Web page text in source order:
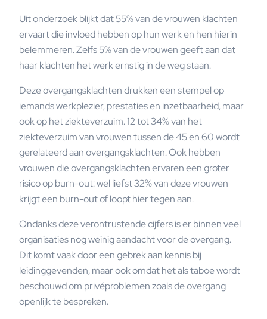
Uit onderzoek blijkt dat 55% van de vrouwen klachten
ervaart die invloed hebben op hun werk en hen hierin
belemmeren. Zelfs 5% van de vrouwen geeft aan dat
haar klachten het werk ernstig in de weg staan.
Deze overgangsklachten drukken een stempel op
iemands werkplezier, prestaties en inzetbaarheid, maar
ook op het ziekteverzuim. 12 tot 34% van het
ziekteverzuim van vrouwen tussen de 45 en 60 wordt
gerelateerd aan overgangsklachten. Ook hebben
vrouwen die overgangsklachten ervaren een groter
risico op burn-out: wel liefst 32% van deze vrouwen
krijgt een burn-out of loopt hier tegen aan.
Ondanks deze verontrustende cijfers is er binnen veel
organisaties nog weinig aandacht voor de overgang.
Dit komt vaak door een gebrek aan kennis bij
leidinggevenden, maar ook omdat het als taboe wordt
beschouwd om privéproblemen zoals de overgang
openlijk te bespreken.